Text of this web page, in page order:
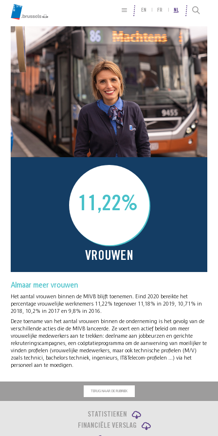
EN FR NL
11,22%
VROUWEN
Almaar meer vrouwen
Het aantal vrouwen binnen de MIVB blijft toenemen. Eind 2020 bereikte het
percentage vrouwelijke werknemers 11,22% tegenover 11,18% in 2019, 10,71% in
2018, 10,2% in 2017 en 9,8% in 2016.
Deze toename van het aantal vrouwen binnen de onderneming is het gevolg van de
verschillende acties die de MIVB lanceerde. Ze voert een actief beleid om meer
vrouwelijke medewerkers aan te trekken: deelname aan jobbeurzen en gerichte
rekruteringscampagnes, een coöptatieprogramma om de aanwerving van moeilijker te
vinden profielen (vrouwelijke medewerkers, maar ook technische profielen (M/V)
zoals technici, bachelors techniek, ingenieurs, IT&Telecom-profielen ...) via het
personeel aan te moedigen.
TERUG NAAR DE RUBRIEK
STATISTIEKEN
FINANCIËLE VERSLAG